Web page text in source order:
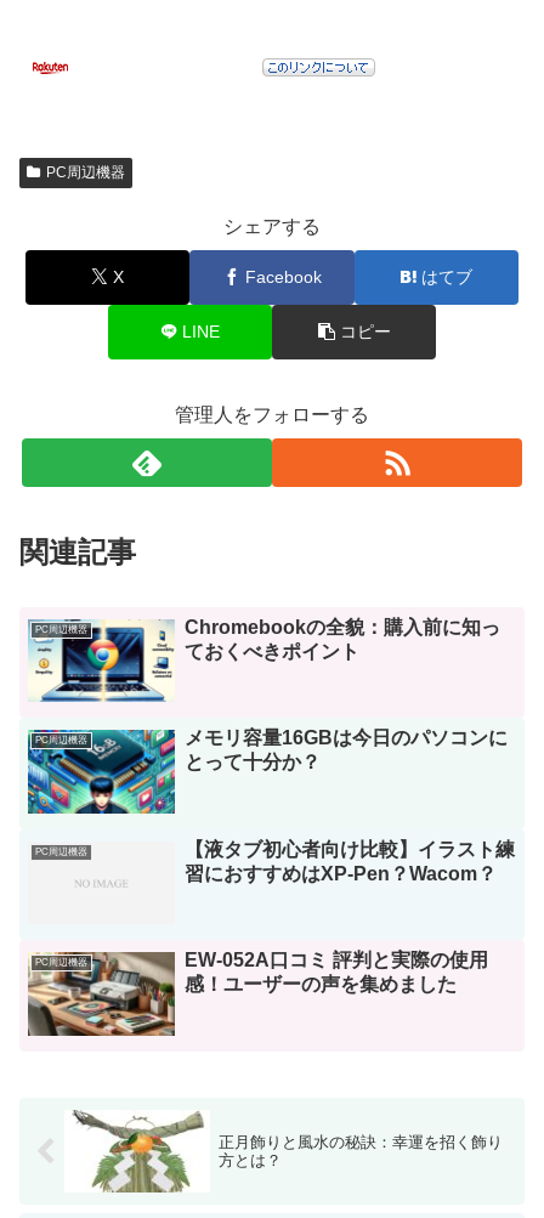
PC周辺機器
シェアする
X Facebook はてブ
LINE コピー
管理人をフォローする
関連記事
PC周辺機器
Chromebookの全貌：購入前に知っ
ておくべきポイント
PC周辺機器
メモリ容量16GBは今日のパソコンに
とって十分か？
PC周辺機器
【液タブ初心者向け比較】イラスト練
習におすすめはXP-Pen？Wacom？
PC周辺機器
EW-052A口コミ 評判と実際の使用
感！ユーザーの声を集めました
正月飾りと風水の秘訣：幸運を招く飾り
方とは？